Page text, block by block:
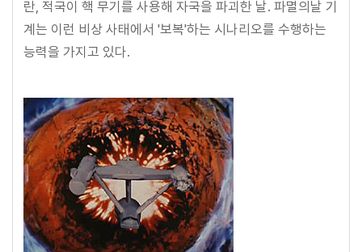
란, 적국이 핵 무기를 사용해 자국을 파괴한 날. 파멸의날 기
계는 이런 비상 사태에서 '보복'하는 시나리오를 수행하는
능력을 가지고 있다.